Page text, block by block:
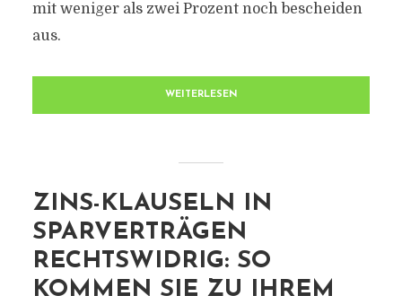
mit weniger als zwei Prozent noch bescheiden
aus.
WEITERLESEN
ZINS-KLAUSELN IN
SPARVERTRÄGEN
RECHTSWIDRIG: SO
KOMMEN SIE ZU IHREM